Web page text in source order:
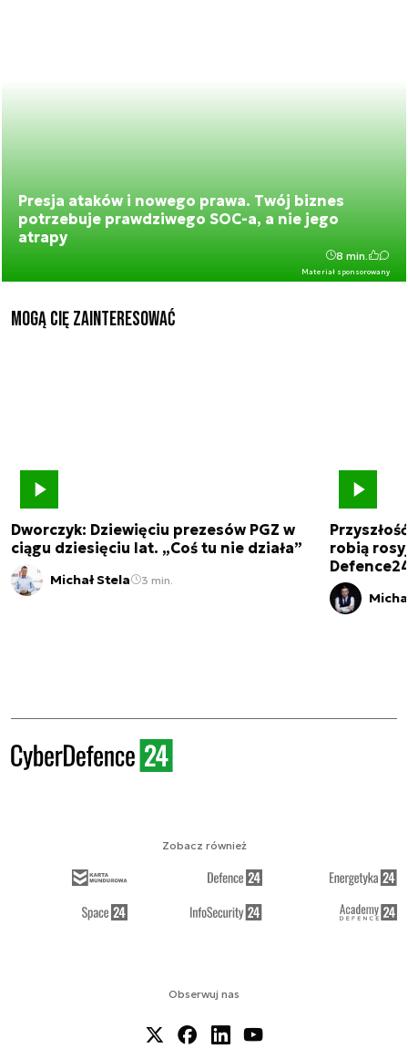
Presja ataków i nowego prawa. Twój biznes
potrzebuje prawdziwego SOC-a, a nie jego
atrapy
Materiał sponsorowany
8 min.
Mogą Cię zainteresować
Dworczyk: Dziewięciu prezesów PGZ w
ciągu dziesięciu lat. „Coś tu nie działa”
Michał Stela 3 min.
robią
Obserwuj nas
Zobacz również